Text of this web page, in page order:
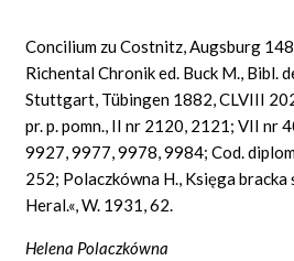
Concilium zu Costnitz, Augsburg
Richental Chronik ed. Buck M., Bibl.
Stuttgart, Tübingen 1882, CLVIII
pr. p. pomn., II nr 2120, 2121; VII nr
9927, 9977, 9978, 9984; Cod.
252; Polaczkówna H., Księga
Heral.«, W. 1931, 62.
Helena Polaczkówna